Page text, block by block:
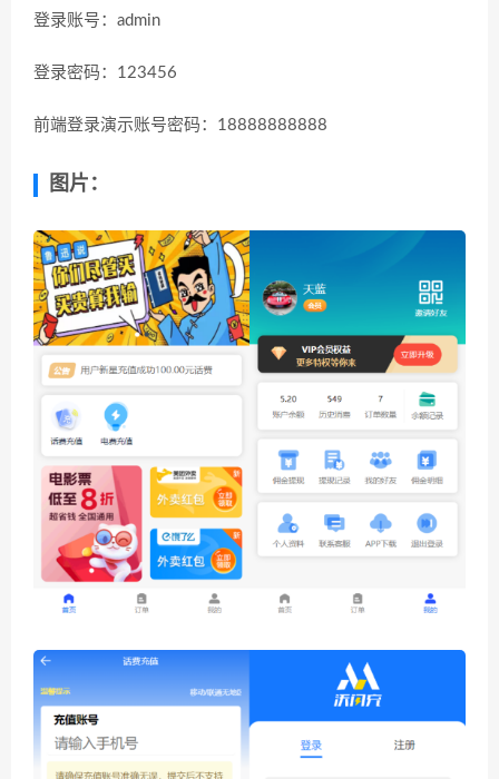
登录账号：admin
登录密码：123456
前端登录演示账号密码：18888888888
图片：